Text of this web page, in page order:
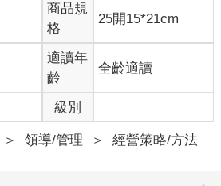
商品規
格
25開15*21cm
適讀年
齡
全齡適讀
級別
＞ 領導/管理 ＞ 經營策略/方法